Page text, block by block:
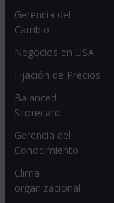
Gerencia del
Cambio
Negocios en USA
Fijación de Precios
Balanced
Scorecard
Gerencia del
Conocimiento
Clima
organizacional